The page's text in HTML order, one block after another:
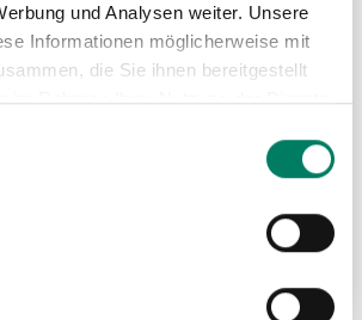
und Analysen weiter. Unsere
Informationen möglicherweise mit
die Sie ihnen bereitgestellt
im Rahmen Ihrer Nutzung der Dienste